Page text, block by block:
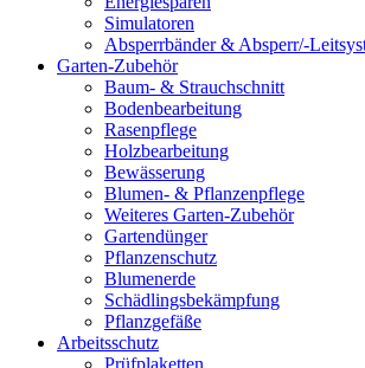
Simulatoren
Absperrbänder & Absperr/-
Garten-Zubehör
Baum- & Strauchschnitt
Bodenbearbeitung
Rasenpflege
Holzbearbeitung
Bewässerung
Blumen- & Pflanzenpflege
Weiteres Garten-Zubehör
Gartendünger
Pflanzenschutz
Blumenerde
Schädlingsbekämpfung
Pflanzgefäße
Arbeitsschutz
Prüfplaketten